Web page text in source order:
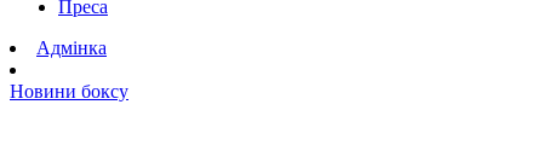
Преса
Адмінка
Новини боксу